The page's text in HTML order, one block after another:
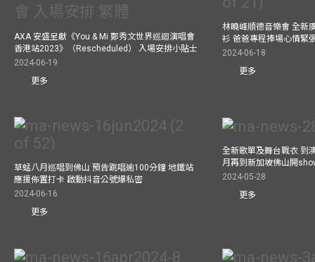
AXA 安盛呈獻《You & Mi 鄭秀文世界巡迴演唱會
香港站2023》（Rescheduled） 入場安排小貼士
2024-06-19
更多
林曉峰順德音樂會 全新
衫 爸爸專程捧場心情緊
2024-06-18
更多
草蜢八月巡唱到佛山 預告跳唱逾100分鐘 地鐵站
應援佈置打卡 啟動抖音公號爆私密
2024-06-16
更多
全新歌單及舞台戰衣 到
月再到新加坡佛山開
2024-05-28
更多